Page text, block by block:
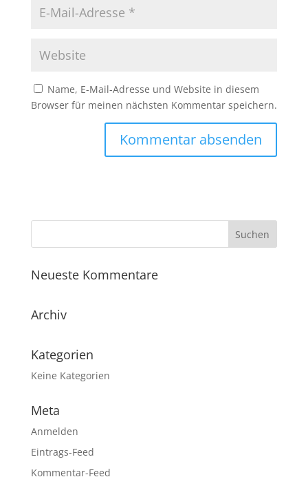
Name, E-Mail-Adresse und Website in diesem
Browser für meinen nächsten Kommentar speichern.
Neueste Kommentare
Archiv
Kategorien
Keine Kategorien
Meta
Anmelden
Eintrags-Feed
Kommentar-Feed